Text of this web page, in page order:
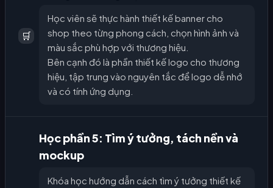
🛒
Học viên sẽ thực hành thiết kế banner cho
shop theo từng phong cách, chọn hình ảnh và
màu sắc phù hợp với thương hiệu.
Bên cạnh đó là phần thiết kế logo cho thương
hiệu, tập trung vào nguyên tắc để logo dễ nhớ
và có tính ứng dụng.
Học phần 5: Tìm ý tưởng, tách nền và
mockup
Khóa học hướng dẫn cách tìm ý tưởng thiết kế